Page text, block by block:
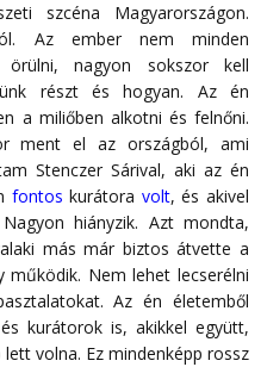
szcéna Magyarországon.
Az ember nem minden
örülni, nagyon sokszor kell
részt és hogyan. Az én
a miliőben alkotni és felnőni.
ment el az országból, ami
Stenczer Sárival, aki az én
fontos kurátora volt, és akivel
hiányzik. Azt mondta,
más már biztos átvette a
Nem lehet lecserélni
Az én életemből
kurátorok is, akikkel együtt,
volna. Ez mindenképp rossz